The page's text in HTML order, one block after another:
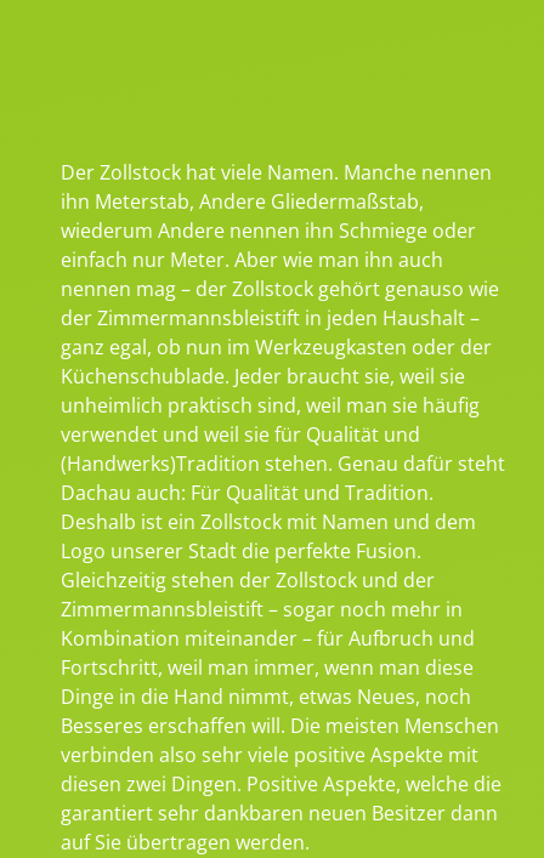
Der Zollstock hat viele Namen. Manche nennen
ihn Meterstab, Andere Gliedermaßstab,
wiederum Andere nennen ihn Schmiege oder
einfach nur Meter. Aber wie man ihn auch
nennen mag – der Zollstock gehört genauso wie
der Zimmermannsbleistift in jeden Haushalt –
ganz egal, ob nun im Werkzeugkasten oder der
Küchenschublade. Jeder braucht sie, weil sie
unheimlich praktisch sind, weil man sie häufig
verwendet und weil sie für Qualität und
(Handwerks)Tradition stehen. Genau dafür steht
Dachau auch: Für Qualität und Tradition.
Deshalb ist ein Zollstock mit Namen und dem
Logo unserer Stadt die perfekte Fusion.
Gleichzeitig stehen der Zollstock und der
Zimmermannsbleistift – sogar noch mehr in
Kombination miteinander – für Aufbruch und
Fortschritt, weil man immer, wenn man diese
Dinge in die Hand nimmt, etwas Neues, noch
Besseres erschaffen will. Die meisten Menschen
verbinden also sehr viele positive Aspekte mit
diesen zwei Dingen. Positive Aspekte, welche die
garantiert sehr dankbaren neuen Besitzer dann
auf Sie übertragen werden.